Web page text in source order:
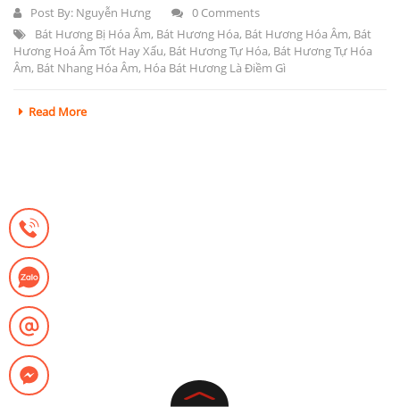
Post By: Nguyễn Hưng
0 Comments
Bát Hương Bị Hóa Âm, Bát Hương Hóa, Bát Hương Hóa Âm, Bát
Hương Hoá Âm Tốt Hay Xấu, Bát Hương Tự Hóa, Bát Hương Tự Hóa
Âm, Bát Nhang Hóa Âm, Hóa Bát Hương Là Điềm Gì
Read More